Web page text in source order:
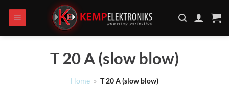
naar
inhoud
T 20 A (slow blow)
Home » T 20 A (slow blow)